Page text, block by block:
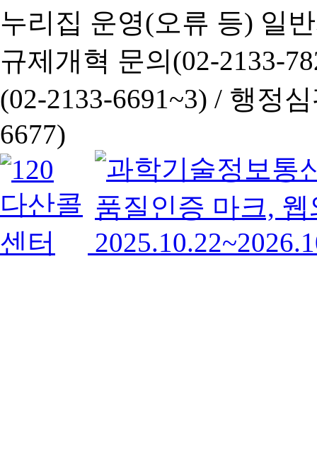
누리집 운영(오류 등) 일
규제개혁 문의(02-2133-
(02-2133-6691~3) / 행정심
6677)